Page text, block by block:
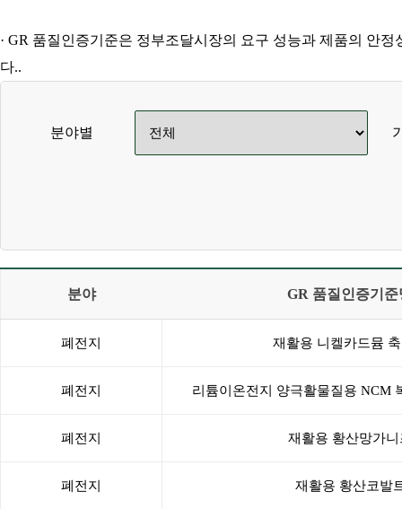
· GR 품질인증기준은 정부조달시장의 요구 성능과 제품의 안
다..
분야별
분야 GR 품질인증기준
폐전지 재활용 니켈카드뮴
폐전지 리튬이온전지 양극활물질용 NCM
폐전지 재활용 황산망가니
폐전지 재활용 황산코발